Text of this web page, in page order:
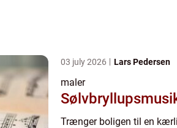
03 july 2026 Lars Pedersen
maler
Trænger boligen til en